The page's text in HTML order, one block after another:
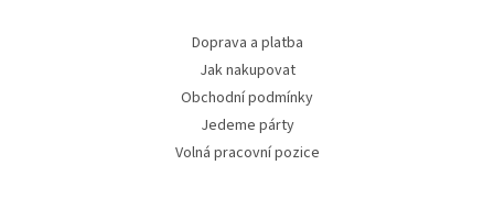
Doprava a platba
Jak nakupovat
Obchodní podmínky
Jedeme párty
Volná pracovní pozice